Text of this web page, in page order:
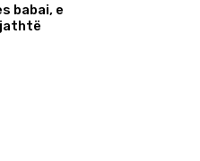
babai, e